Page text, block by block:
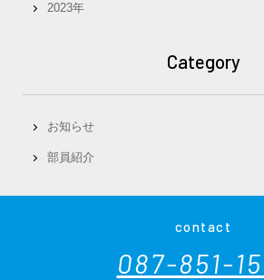
2023年
Category
お知らせ
部員紹介
contact
087-851-